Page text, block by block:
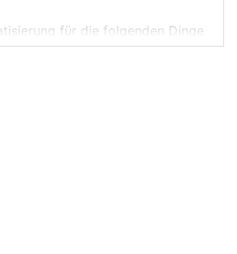
für die folgenden Dinge